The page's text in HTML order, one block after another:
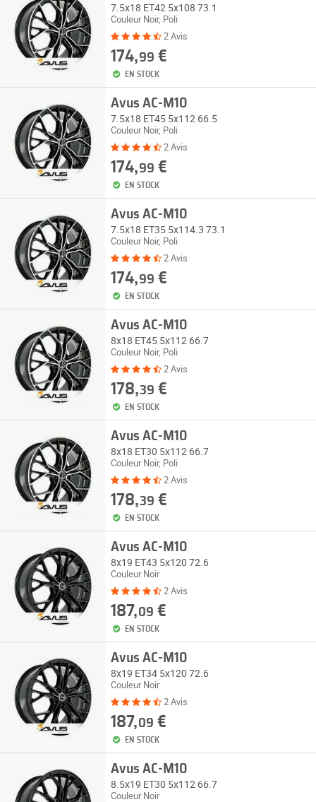
7.5x18 ET42 5x108 73.1
Couleur Noir, Poli
2 Avis
174,99 €
EN STOCK
Avus AC-M10
7.5x18 ET45 5x112 66.5
Couleur Noir, Poli
2 Avis
174,99 €
EN STOCK
Avus AC-M10
7.5x18 ET35 5x114.3 73.1
Couleur Noir, Poli
2 Avis
174,99 €
EN STOCK
Avus AC-M10
8x18 ET45 5x112 66.7
Couleur Noir, Poli
2 Avis
178,39 €
EN STOCK
Avus AC-M10
8x18 ET30 5x112 66.7
Couleur Noir, Poli
2 Avis
178,39 €
EN STOCK
Avus AC-M10
8x19 ET43 5x120 72.6
Couleur Noir
2 Avis
187,09 €
EN STOCK
Avus AC-M10
8x19 ET34 5x120 72.6
Couleur Noir
2 Avis
187,09 €
EN STOCK
Avus AC-M10
8.5x19 ET30 5x112 66.7
Couleur Noir